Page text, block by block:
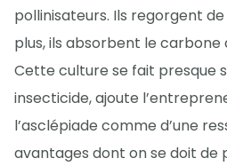
pollinisateurs. Ils regorgent
plus, ils absorbent le carbone
Cette culture se fait presque
insecticide, ajoute
l’asclépiade comme d’une
avantages dont on se doit de